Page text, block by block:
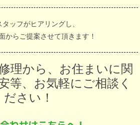
ッフがヒアリングし、
からご提案させて頂きます！
理から、お住まいに関
等、お気軽にご相談く
ださい！